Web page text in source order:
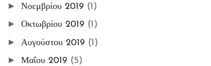
📸My Instant Photo Moments
#7_days_Insta_photos_collec
Ετικέτα: Προσεχώς!
► Νοεμβρίου 2019 (1)
► Οκτωβρίου 2019 (1)
► Αυγούστου 2019 (1)
► Μαΐου 2019 (5)